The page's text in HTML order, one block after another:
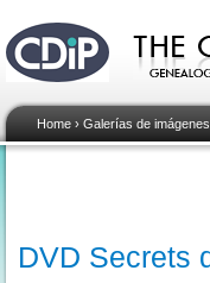
Home › Galerías de imágenes
DVD Secrets